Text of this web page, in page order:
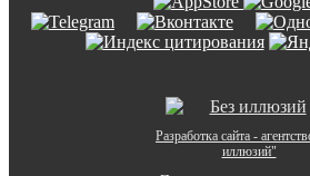
Разработка сайта -
иллюзий"